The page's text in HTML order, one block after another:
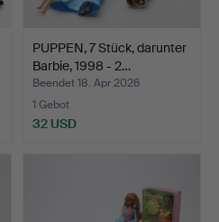
PUPPEN, 7 Stück, darunter
Barbie, 1998 - 2…
Beendet 18. Apr 2026
1 Gebot
32 USD